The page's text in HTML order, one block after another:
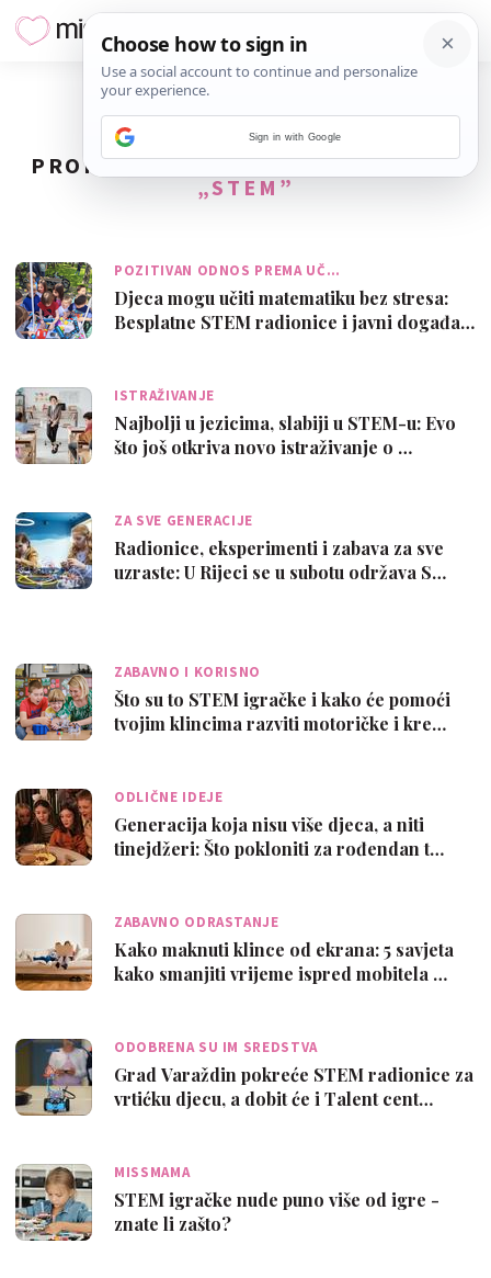
PRONAĐENO11REZULTATA ZA TAG
„STEM”
POZITIVAN ODNOS PREMA UČ…
Djeca mogu učiti matematiku bez stresa:
Besplatne STEM radionice i javni događa…
ISTRAŽIVANJE
Najbolji u jezicima, slabiji u STEM-u: Evo
što još otkriva novo istraživanje o …
ZA SVE GENERACIJE
Radionice, eksperimenti i zabava za sve
uzraste: U Rijeci se u subotu održava S…
ZABAVNO I KORISNO
Što su to STEM igračke i kako će pomoći
tvojim klincima razviti motoričke i kre…
ODLIČNE IDEJE
Generacija koja nisu više djeca, a niti
tinejdžeri: Što pokloniti za rođendan t…
ZABAVNO ODRASTANJE
Kako maknuti klince od ekrana: 5 savjeta
kako smanjiti vrijeme ispred mobitela …
ODOBRENA SU IM SREDSTVA
Grad Varaždin pokreće STEM radionice za
vrtićku djecu, a dobit će i Talent cent…
MISSMAMA
STEM igračke nude puno više od igre -
znate li zašto?
Sign in with Google